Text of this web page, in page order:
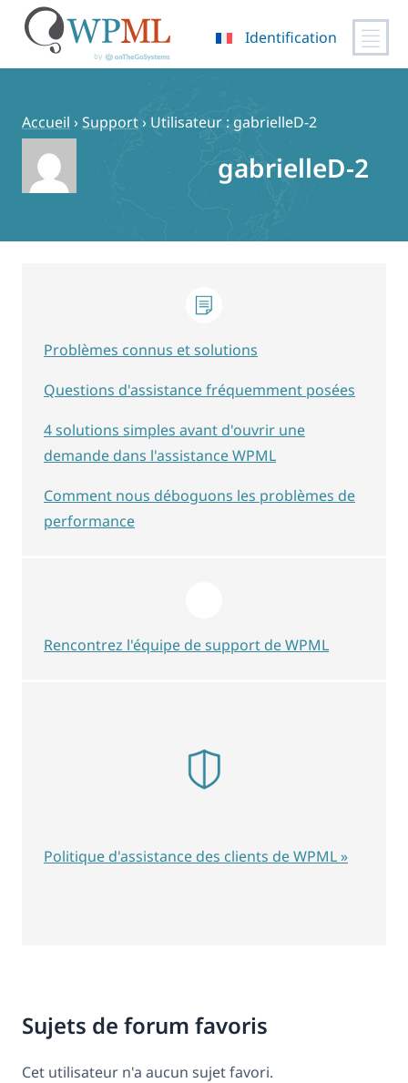
contenu
Identification
Accueil ›Support› Utilisateur : gabrielleD-2
gabrielleD-2
Sujets de forum favoris
Cet utilisateur n'a aucun sujet favori.
Problèmes connus et solutions
Questions d'assistance fréquemment posées
4 solutions simples avant d'ouvrir une
demande dans l'assistance WPML
Comment nous déboguons les problèmes de
performance
Rencontrez l'équipe de support de WPML
Politique d'assistance des clients de WPML »